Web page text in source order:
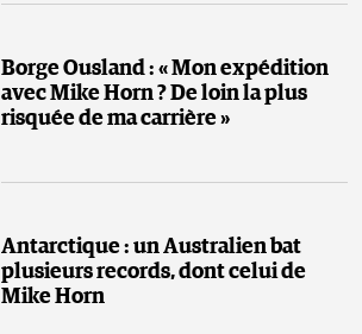
Borge Ousland : « Mon expédition
avec Mike Horn ? De loin la plus
risquée de ma carrière »
Antarctique : un Australien bat
plusieurs records, dont celui de
Mike Horn